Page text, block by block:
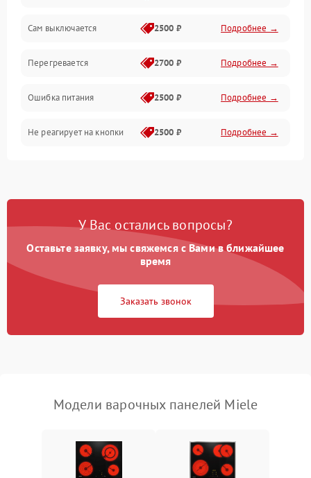
Сам выключается 2500 ₽ Подробнее →
Перегревается 2700 ₽ Подробнее →
Ошибка питания 2500 ₽ Подробнее →
Не реагирует на кнопки 2500 ₽ Подробнее →
У Вас остались вопросы?
Оставьте заявку, мы свяжемся с Вами в ближайшее
время
Заказать звонок
Модели варочных панелей Miele